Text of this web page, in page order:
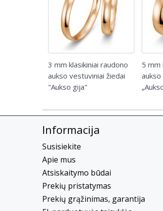
3 mm klasikiniai raudono
aukso vestuviniai žiedai
"Aukso gija"
5 mm
Informacija
Susisiekite
Apie mus
Atsiskaitymo būdai
Prekių pristatymas
Prekių grąžinimas, garantija